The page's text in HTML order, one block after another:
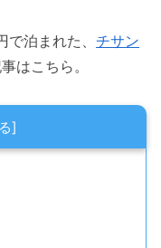
泊まれた、 チサン
はこちら。